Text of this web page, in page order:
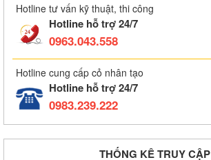
Hotline tư vấn kỹ thuật, thi công
Hotline hỗ trợ 24/7
0963.043.558
Hotline cung cấp cỏ nhân tạo
Hotline hỗ trợ 24/7
0983.239.222
THỐNG KÊ TRUY CẬP